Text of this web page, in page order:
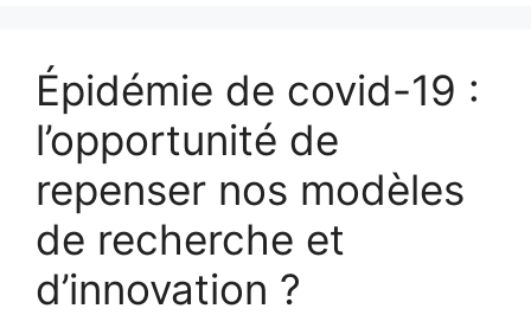
Épidémie de covid-19 :
l’opportunité de
repenser nos modèles
de recherche et
d’innovation ?